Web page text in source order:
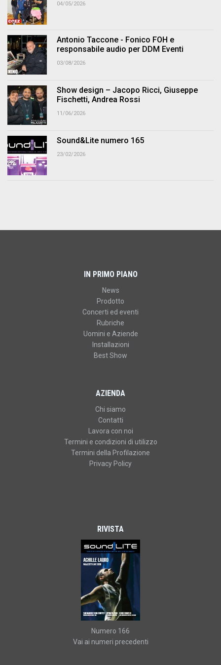
04/05/2026
Antonio Taccone - Fonico FOH e
responsabile audio per DDM Eventi
03/08/2026
Show design – Jacopo Ricci, Giuseppe
Fischetti, Andrea Rossi
11/06/2026
Sound&Lite numero 165
23/02/2026
IN PRIMO PIANO
News
Prodotto
Concerti ed eventi
Rubriche
Uomini e Aziende
Installazioni
Best Show
AZIENDA
Chi siamo
Contatti
Lavora con noi
Termini e condizioni di utilizzo
Termini della Profilazione
Privacy Policy
RIVISTA
Numero 166
Vai ai numeri precedenti